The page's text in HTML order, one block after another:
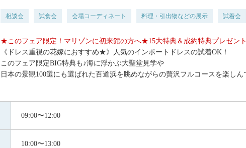
相談会 試食会 会場コーディネート 料理・引出物などの展示 試着会
★このフェア限定！マリゾンに初来館の方へ★15大特典＆成約特典プレゼン
《ドレス重視の花嫁におすすめ★》人気のインポートドレスの試着OK！
このフェア限定BIG特典も♪海に浮かぶ大聖堂見学や
日本の景観100選にも選ばれた百道浜を眺めながらの贅沢フルコースを楽しん
09:00〜12:00
10:00〜13:00